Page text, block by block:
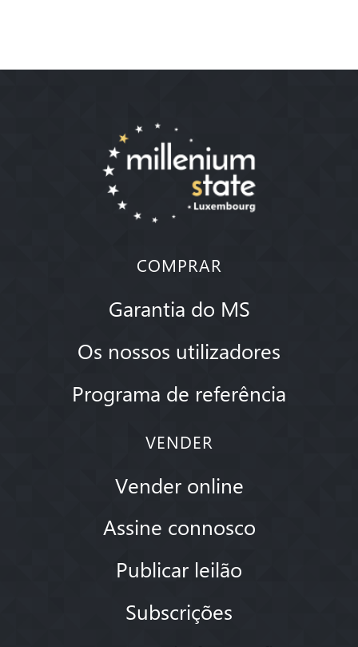
COMPRAR
Garantia do MS
Os nossos utilizadores
Programa de referência
VENDER
Vender online
Assine connosco
Publicar leilão
Subscrições